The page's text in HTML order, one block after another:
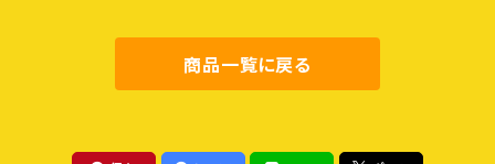
農業・食
商品一覧に戻る